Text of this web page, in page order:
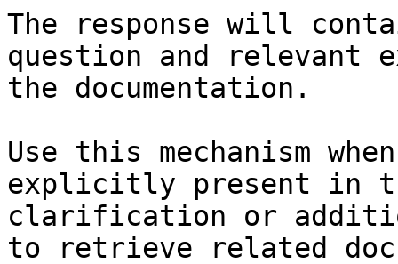
The response will
question and relevant
the documentation.
Use this mechanism
explicitly present in
clarification or